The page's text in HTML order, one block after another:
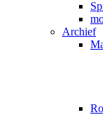
Archief